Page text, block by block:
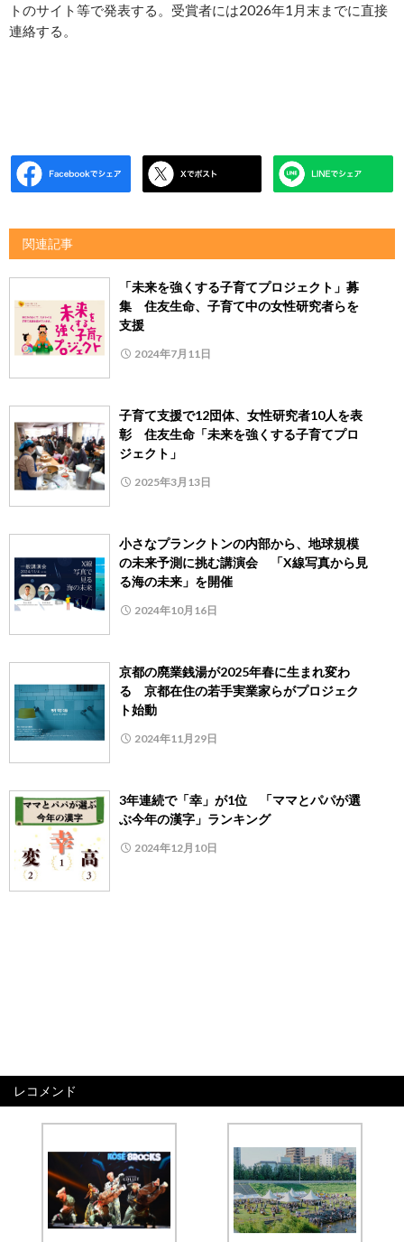
トのサイト等で発表する。受賞者には2026年1月末までに直接
連絡する。
関連記事
「未来を強くする子育てプロジェクト」募
集 住友生命、子育て中の女性研究者らを
支援
2024年7月11日
子育て支援で12団体、女性研究者10人を表
彰 住友生命「未来を強くする子育てプロ
ジェクト」
2025年3月13日
小さなプランクトンの内部から、地球規模
の未来予測に挑む講演会 「X線写真から見
る海の未来」を開催
2024年10月16日
京都の廃業銭湯が2025年春に生まれ変わ
る 京都在住の若手実業家らがプロジェク
ト始動
2024年11月29日
3年連続で「幸」が1位 「ママとパパが選
ぶ今年の漢字」ランキング
2024年12月10日
レコメンド